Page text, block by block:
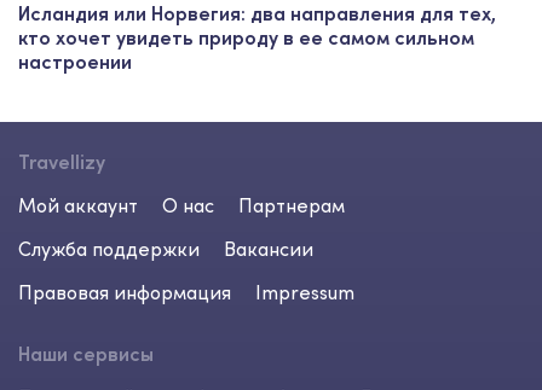
Исландия или Норвегия: два направления для тех,
кто хочет увидеть природу в ее самом сильном
настроении
Travellizy
Мой аккаунт
О нас
Партнерам
Служба поддержки
Вакансии
Правовая информация
Impressum
Наши сервисы